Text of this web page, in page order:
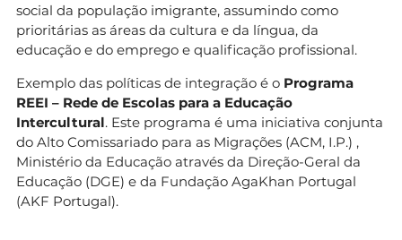
social da população imigrante, assumindo como
prioritárias as áreas da cultura e da língua, da
educação e do emprego e qualificação profissional.
Exemplo das políticas de integração é o Programa
REEI – Rede de Escolas para a Educação
Intercultural. Este programa é uma iniciativa conjunta
do Alto Comissariado para as Migrações (ACM, I.P.) ,
Ministério da Educação através da Direção-Geral da
Educação (DGE) e da Fundação AgaKhan Portugal
(AKF Portugal).